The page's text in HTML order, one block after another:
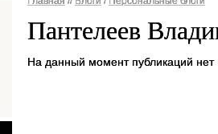
Пантелеев
На данный момент публикаций нет